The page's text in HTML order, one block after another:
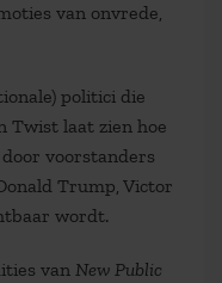
van onvrede,
politici die
Twist laat zien hoe
voorstanders
Trump, Victor
wordt.
van New Public